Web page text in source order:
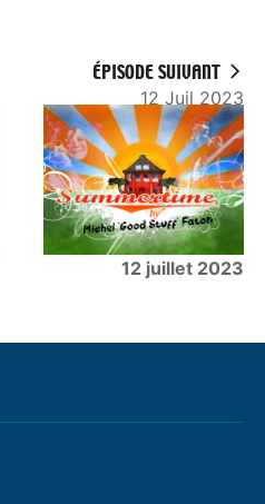
ÉPISODE SUIVANT
12 Juil 2023
12 juillet 2023